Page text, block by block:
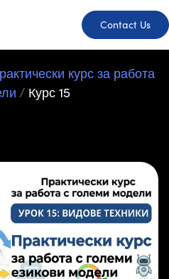
Contact Us
курс за работа
/ Курс 15